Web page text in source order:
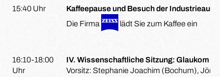
15:40 Uhr
Kaffeepause und Besuch der
Die Firma
lädt Sie zum Kaffee ein
16:10-18:00
Uhr
IV. Wissenschaftliche Sitzung: Glaukom
Vorsitz: Stephanie Joachim (Bochum),